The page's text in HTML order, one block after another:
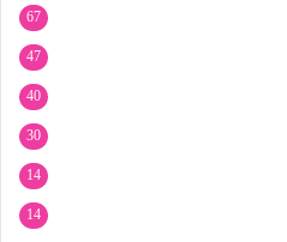
67
47
40
30
14
14